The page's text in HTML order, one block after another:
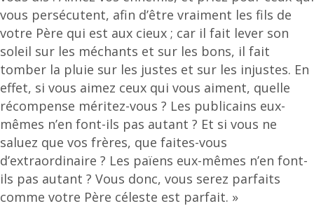
vous persécutent, afin d’être vraiment les fils de
votre Père qui est aux cieux ; car il fait lever son
soleil sur les méchants et sur les bons, il fait
tomber la pluie sur les justes et sur les injustes. En
effet, si vous aimez ceux qui vous aiment, quelle
récompense méritez-vous ? Les publicains eux-
mêmes n’en font-ils pas autant ? Et si vous ne
saluez que vos frères, que faites-vous
d’extraordinaire ? Les païens eux-mêmes n’en font-
ils pas autant ? Vous donc, vous serez parfaits
comme votre Père céleste est parfait. »